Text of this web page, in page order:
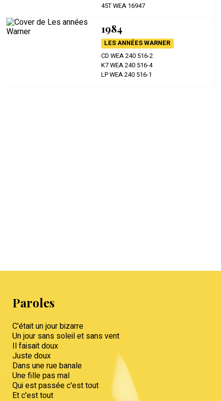
45T WEA 16947
1984
LES ANNÉES WARNER
CD WEA 240 516-2
K7 WEA 240 516-4
LP WEA 240 516-1
Paroles
C'était un jour bizarre
Un jour sans soleil et sans vent
Il faisait doux
Juste doux
Dans une rue banale
Une fille pas mal
Qui est passée c'est tout
Et c'est tout